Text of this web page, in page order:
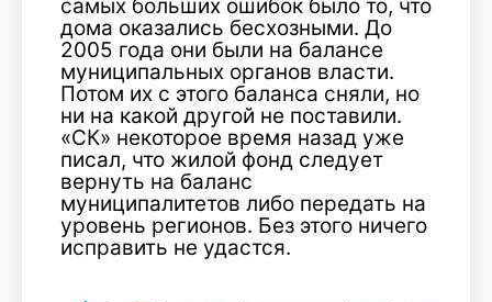
самых больших ошибок было то, что
дома оказались бесхозными. До
2005 года они были на балансе
муниципальных органов власти.
Потом их с этого баланса сняли, но
ни на какой другой не поставили.
«СК» некоторое время назад уже
писал, что жилой фонд следует
вернуть на баланс
муниципалитетов либо передать на
уровень регионов. Без этого ничего
исправить не удастся.